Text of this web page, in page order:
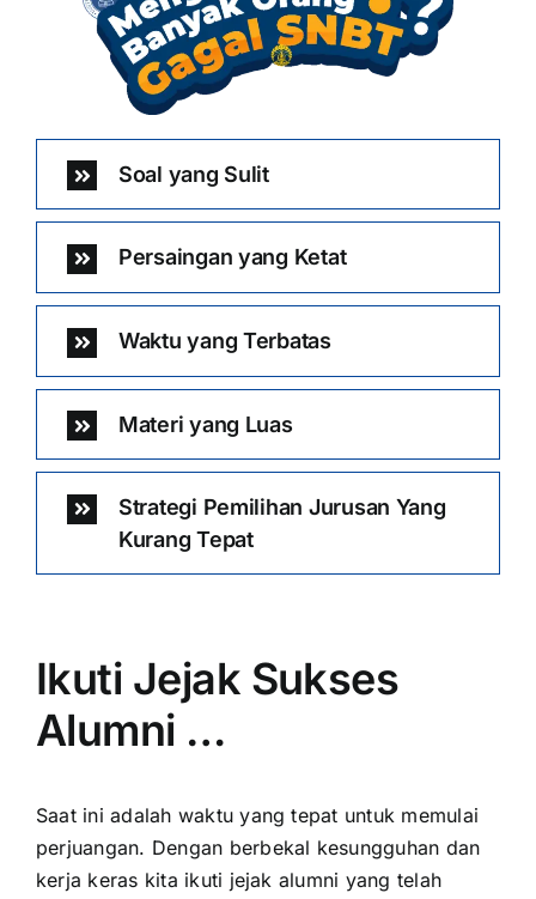
Soal yang Sulit
Persaingan yang Ketat
Waktu yang Terbatas
Materi yang Luas
Strategi Pemilihan Jurusan Yang
Kurang Tepat
Ikuti Jejak Sukses
Alumni …
Saat ini adalah waktu yang tepat untuk memulai
perjuangan. Dengan berbekal kesungguhan dan
kerja keras kita ikuti jejak alumni yang telah